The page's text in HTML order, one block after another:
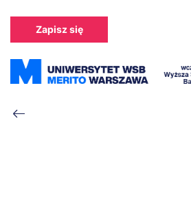
treści
Zapisz się
Ścieżka